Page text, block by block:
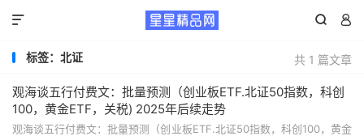
 

共 1 篇文章
标签：北证
观海谈五行付费文：批量预测（创业板ETF.北证50指数，科创
100，黄金ETF，关税) 2025年后续走势
观海谈五行付费文：批量预测（创业板ETF.北证50指数，科创100，黄金